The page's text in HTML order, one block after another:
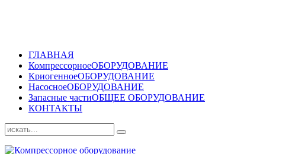
ГЛАВНАЯ
КомпрессорноеОБОРУДОВАНИЕ
КриогенноеОБОРУДОВАНИЕ
НасосноеОБОРУДОВАНИЕ
Запасные частиОБЩЕЕ ОБОРУДОВАНИЕ
КОНТАКТЫ